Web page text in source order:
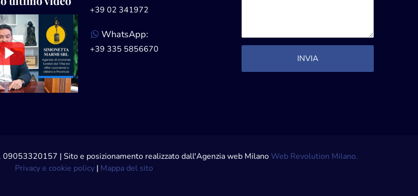
+39 02 341972
WhatsApp:
+39 335 5856670
09053320157 | Sito e posizionamento realizzato dall'Agenzia web Milano Web Revolution Milano.
Privacy e cookie policy | Mappa del sito